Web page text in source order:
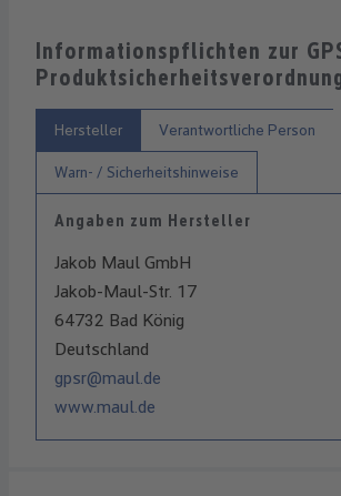
Informationspflichten zur
Hersteller Verantwortliche Person
Warn- / Sicherheitshinweise
Angaben zum Hersteller
Jakob Maul GmbH
Jakob-Maul-Str. 17
64732 Bad König
Deutschland
gpsr@maul.de
www.maul.de